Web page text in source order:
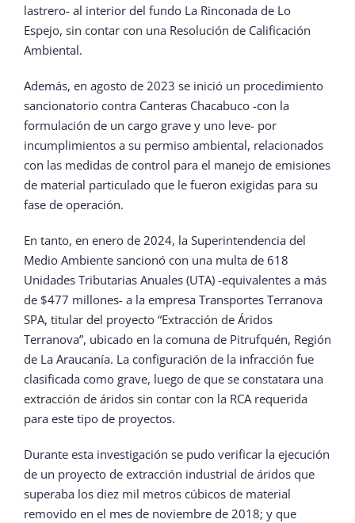
lastrero- al interior del fundo La Rinconada de Lo
Espejo, sin contar con una Resolución de Calificación
Ambiental.
Además, en agosto de 2023 se inició un procedimiento
sancionatorio contra Canteras Chacabuco -con la
formulación de un cargo grave y uno leve- por
incumplimientos a su permiso ambiental, relacionados
con las medidas de control para el manejo de emisiones
de material particulado que le fueron exigidas para su
fase de operación.
En tanto, en enero de 2024, la Superintendencia del
Medio Ambiente sancionó con una multa de 618
Unidades Tributarias Anuales (UTA) -equivalentes a más
de $477 millones- a la empresa Transportes Terranova
SPA, titular del proyecto “Extracción de Áridos
Terranova”, ubicado en la comuna de Pitrufquén, Región
de La Araucanía. La configuración de la infracción fue
clasificada como grave, luego de que se constatara una
extracción de áridos sin contar con la RCA requerida
para este tipo de proyectos.
Durante esta investigación se pudo verificar la ejecución
de un proyecto de extracción industrial de áridos que
superaba los diez mil metros cúbicos de material
removido en el mes de noviembre de 2018; y que